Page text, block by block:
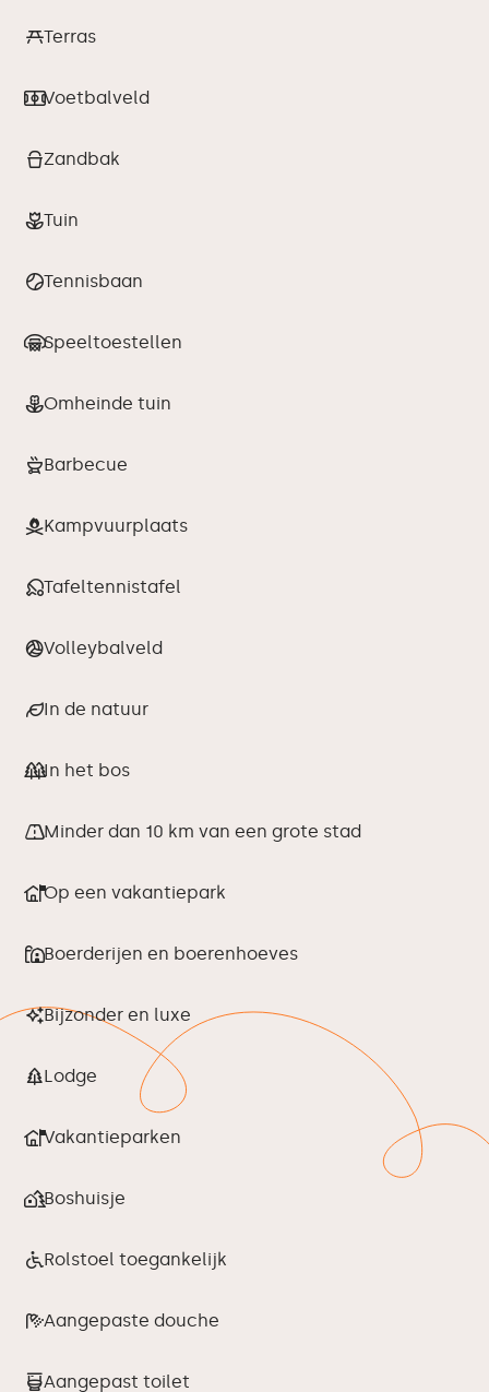
Terras
Voetbalveld
Zandbak
Tuin
Tennisbaan
Speeltoestellen
Omheinde tuin
Barbecue
Kampvuurplaats
Tafeltennistafel
Volleybalveld
In de natuur
In het bos
Minder dan 10 km van een grote stad
Op een vakantiepark
Boerderijen en boerenhoeves
Bijzonder en luxe
Lodge
Vakantieparken
Boshuisje
Rolstoel toegankelijk
Aangepaste douche
Aangepast toilet